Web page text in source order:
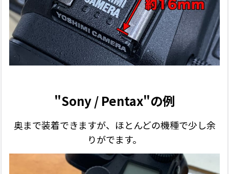
"Sony / Pentax"の例
奥まで装着できますが、ほとんどの機種で少し余
りがでます。